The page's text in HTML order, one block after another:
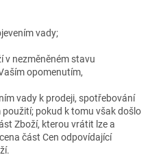
vady;
v nezměněném stavu
opomenutím,
vady k prodeji, spotřebování
pokud k tomu však došlo
Zboží, kterou vrátit lze a
část Cen odpovídající